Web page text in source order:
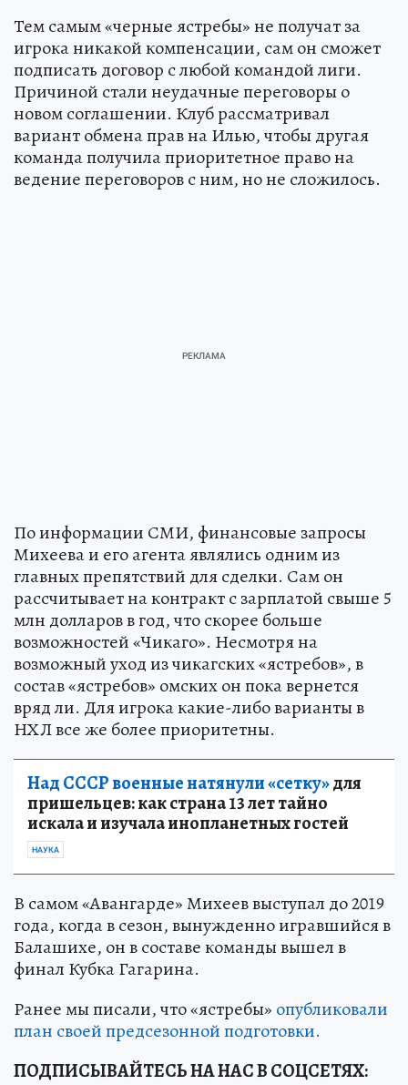
Тем самым «черные ястребы» не получат за
игрока никакой компенсации, сам он сможет
подписать договор с любой командой лиги.
Причиной стали неудачные переговоры о
новом соглашении. Клуб рассматривал
вариант обмена прав на Илью, чтобы другая
команда получила приоритетное право на
ведение переговоров с ним, но не сложилось.
По информации СМИ, финансовые запросы
Михеева и его агента являлись одним из
главных препятствий для сделки. Сам он
рассчитывает на контракт с зарплатой свыше 5
млн долларов в год, что скорее больше
возможностей «Чикаго». Несмотря на
возможный уход из чикагских «ястребов», в
состав «ястребов» омских он пока вернется
вряд ли. Для игрока какие-либо варианты в
НХЛ все же более приоритетны.
Над СССР военные натянули «сетку»для
пришельцев: как страна 13 лет тайно
искала и изучала инопланетных гостей
НАУКА
В самом «Авангарде» Михеев выступал до 2019
года, когда в сезон, вынужденно игравшийся в
Балашихе, он в составе команды вышел в
финал Кубка Гагарина.
Ранее мы писали, что «ястребы» опубликовали
план своей предсезонной подготовки.
ПОДПИСЫВАЙТЕСЬ НА НАС В СОЦСЕТЯХ: